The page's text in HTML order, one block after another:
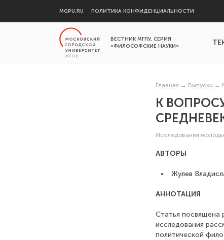
MGPU.RU ПОЛИТИКА КОНФИДЕНЦИАЛЬНОСТИ
ВЕСТНИК МГПУ, СЕРИЯ
«ФИЛОСОФСКИЕ НАУКИ»
Главная → Выпуски →
К
Исследования
АВТОРЫ
Жулев
АННОТАЦИЯ
Статья посвящена
исследования
политической